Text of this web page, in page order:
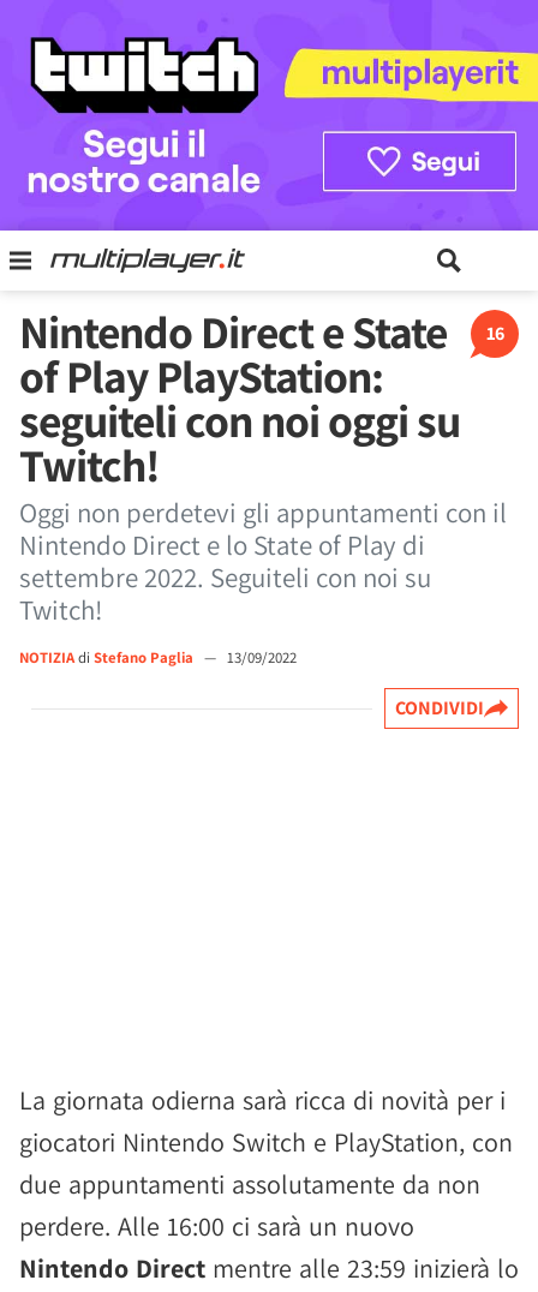
16
Nintendo Direct e State
of Play PlayStation:
seguiteli con noi oggi su
Twitch!
Oggi non perdetevi gli appuntamenti con il
Nintendo Direct e lo State of Play di
settembre 2022. Seguiteli con noi su
Twitch!
NOTIZIAdi Stefano Paglia — 13/09/2022
CONDIVIDI
La giornata odierna sarà ricca di novità per i
giocatori Nintendo Switch e PlayStation, con
due appuntamenti assolutamente da non
perdere. Alle 16:00 ci sarà un nuovo
Nintendo Direct mentre alle 23:59 inizierà lo